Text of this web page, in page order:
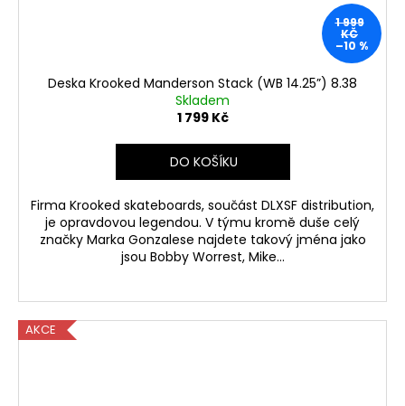
1 999
KČ
–10 %
Deska Krooked Manderson Stack (WB 14.25”) 8.38
Skladem
1 799 Kč
DO KOŠÍKU
Firma Krooked skateboards, součást DLXSF distribution,
je opravdovou legendou. V týmu kromě duše celý
značky Marka Gonzalese najdete takový jména jako
jsou Bobby Worrest, Mike...
AKCE